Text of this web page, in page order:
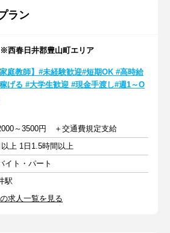
ラン
春日井郡豊山町エリア
家庭教師】#未経験歓迎#短期OK #高時給
げる #大学生歓迎 #現金手渡し#週1～O
～3500円 ＋交通費規定支給
上 1日1.5時間以上
イト・パート
駅
求人一覧を見る